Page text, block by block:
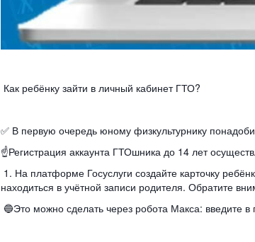
Как ребёнку зайти в личный кабинет ГТО?
✅ В первую очередь юному физкультурнику
☝Регистрация аккаунта ГТОшника до 14 лет
1. На платформе Госуслуги создайте карточку
находиться в учётной записи родителя. Обратите
🔵Это можно сделать через робота Макса: введите